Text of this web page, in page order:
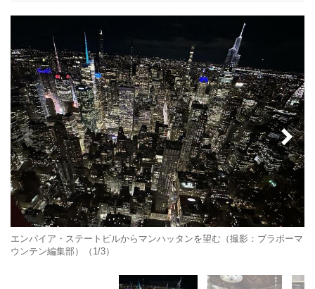
エンパイア・ステートビルからマンハッタンを望む（撮影：ブラボーマ
ウンテン編集部）（1/3）